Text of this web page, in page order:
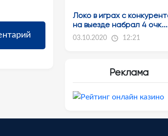
Локо в играх с
на выезде набрал 4 очк...
03.10.2020 12:21
Реклама